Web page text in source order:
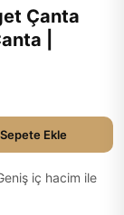
Çanta
|
Sepete Ekle
iç hacim ile